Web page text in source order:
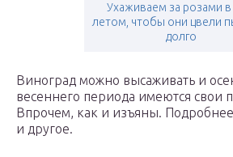
Ухаживаем за розами в
летом, чтобы они цвели
долго
Виноград можно высаживать и
весеннего периода имеются свои
Впрочем, как и изъяны.
и другое.